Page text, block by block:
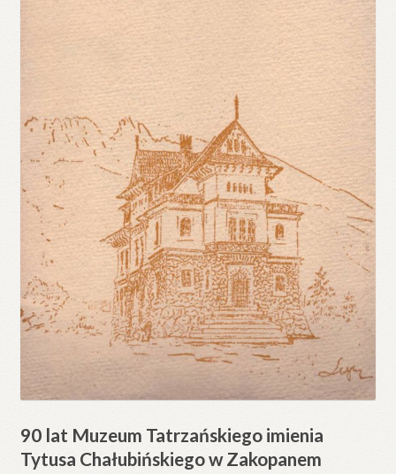
90 lat Muzeum Tatrzańskiego imienia
Tytusa Chałubińskiego w Zakopanem